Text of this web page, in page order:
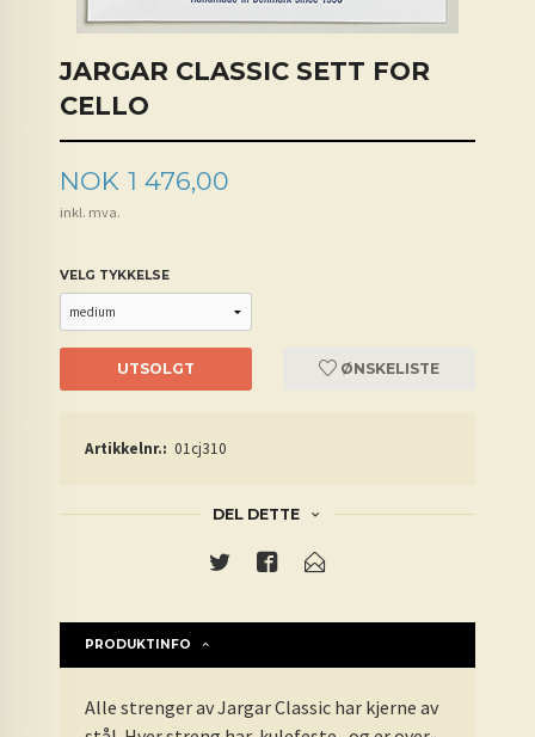
JARGAR CLASSIC SETT FOR
CELLO
Pris
NOK 1 476,00
inkl. mva.
VELG TYKKELSE
UTSOLGT ØNSKELISTE
Artikkelnr.: 01cj310
DEL DETTE
PRODUKTINFO
Alle strenger av Jargar Classic har kjerne av